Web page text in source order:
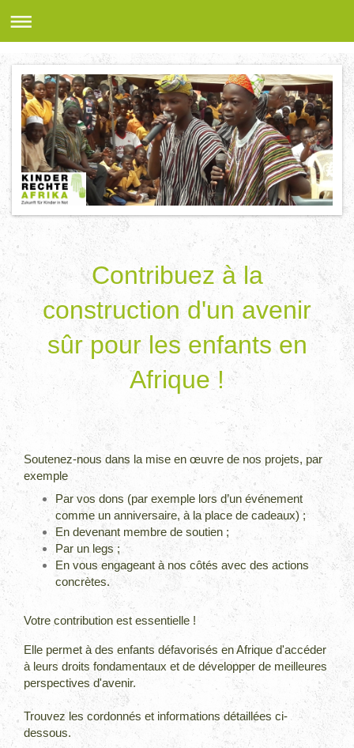
Contribuez à la
construction d'un avenir
sûr pour les enfants en
Afrique !
Soutenez-nous dans la mise en œuvre de nos projets, par
exemple
Par vos dons (par exemple lors d’un événement
comme un anniversaire, à la place de cadeaux) ;
En devenant membre de soutien ;
Par un legs ;
En vous engageant à nos côtés avec des actions
concrètes.
Votre contribution est essentielle !
Elle permet à des enfants défavorisés en Afrique d'accéder
à leurs droits fondamentaux et de développer de meilleures
perspectives d'avenir.
Trouvez les cordonnés et informations détaillées ci-
dessous.